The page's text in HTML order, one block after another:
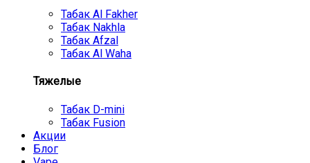
Табак Al Fakher
Табак Nakhla
Табак Afzal
Табак Al Waha
Тяжелые
Табак D-mini
Табак Fusion
Акции
Блог